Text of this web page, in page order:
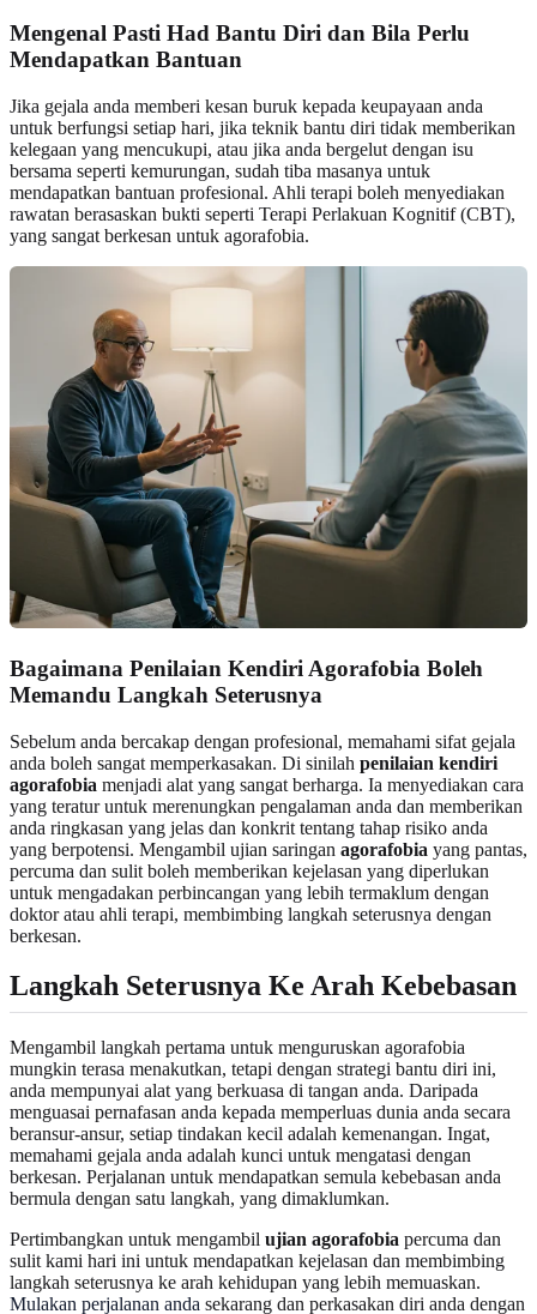
Mengenal Pasti Had Bantu Diri dan Bila Perlu
Mendapatkan Bantuan
Jika gejala anda memberi kesan buruk kepada keupayaan anda
untuk berfungsi setiap hari, jika teknik bantu diri tidak memberikan
kelegaan yang mencukupi, atau jika anda bergelut dengan isu
bersama seperti kemurungan, sudah tiba masanya untuk
mendapatkan bantuan profesional. Ahli terapi boleh menyediakan
rawatan berasaskan bukti seperti Terapi Perlakuan Kognitif (CBT),
yang sangat berkesan untuk agorafobia.
Bagaimana Penilaian Kendiri Agorafobia Boleh
Memandu Langkah Seterusnya
Sebelum anda bercakap dengan profesional, memahami sifat gejala
anda boleh sangat memperkasakan. Di sinilah penilaian kendiri
agorafobia menjadi alat yang sangat berharga. Ia menyediakan cara
yang teratur untuk merenungkan pengalaman anda dan memberikan
anda ringkasan yang jelas dan konkrit tentang tahap risiko anda
yang berpotensi. Mengambil ujian saringan agorafobia yang pantas,
percuma dan sulit boleh memberikan kejelasan yang diperlukan
untuk mengadakan perbincangan yang lebih termaklum dengan
doktor atau ahli terapi, membimbing langkah seterusnya dengan
berkesan.
Langkah Seterusnya Ke Arah Kebebasan
Mengambil langkah pertama untuk menguruskan agorafobia
mungkin terasa menakutkan, tetapi dengan strategi bantu diri ini,
anda mempunyai alat yang berkuasa di tangan anda. Daripada
menguasai pernafasan anda kepada memperluas dunia anda secara
beransur-ansur, setiap tindakan kecil adalah kemenangan. Ingat,
memahami gejala anda adalah kunci untuk mengatasi dengan
berkesan. Perjalanan untuk mendapatkan semula kebebasan anda
bermula dengan satu langkah, yang dimaklumkan.
Pertimbangkan untuk mengambil ujian agorafobia percuma dan
sulit kami hari ini untuk mendapatkan kejelasan dan membimbing
langkah seterusnya ke arah kehidupan yang lebih memuaskan.
Mulakan perjalanan anda sekarang dan perkasakan diri anda dengan